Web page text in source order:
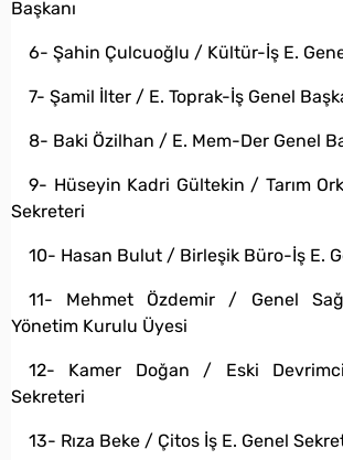
Başkanı
6- Şahin Çulcuoğlu / Kültür-İş E.
7- Şamil İlter / E. Toprak-İş Genel
8- Baki Özilhan / E. Mem-Der Genel
9- Hüseyin Kadri Gültekin / Tarım
Sekreteri
10- Hasan Bulut / Birleşik Büro-İş E.
11- Mehmet Özdemir / Genel
Yönetim Kurulu Üyesi
12- Kamer Doğan / Eski
Sekreteri
13- Rıza Beke / Çitos İş E. Genel